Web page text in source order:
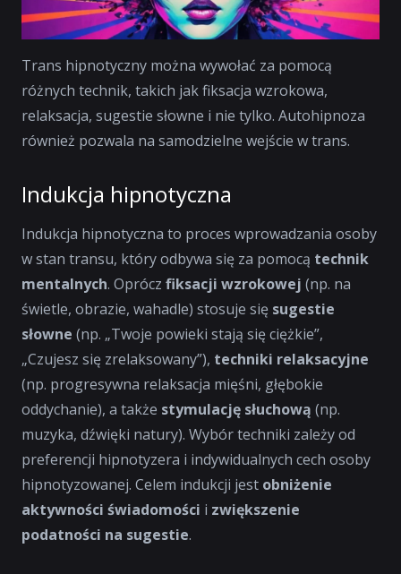
Trans hipnotyczny można wywołać za pomocą
różnych technik, takich jak fiksacja wzrokowa,
relaksacja, sugestie słowne i nie tylko. Autohipnoza
również pozwala na samodzielne wejście w trans.
Indukcja hipnotyczna
Indukcja hipnotyczna to proces wprowadzania osoby
w stan transu, który odbywa się za pomocą technik
mentalnych. Oprócz fiksacji wzrokowej (np. na
świetle, obrazie, wahadle) stosuje się sugestie
słowne (np. „Twoje powieki stają się ciężkie”,
„Czujesz się zrelaksowany”), techniki relaksacyjne
(np. progresywna relaksacja mięśni, głębokie
oddychanie), a także stymulację słuchową (np.
muzyka, dźwięki natury). Wybór techniki zależy od
preferencji hipnotyzera i indywidualnych cech osoby
hipnotyzowanej. Celem indukcji jest obniżenie
aktywności świadomości i zwiększenie
podatności na sugestie.